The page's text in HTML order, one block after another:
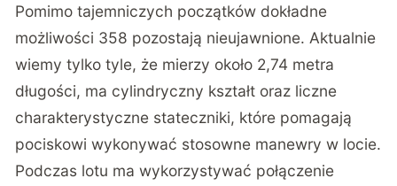
Pomimo tajemniczych początków dokładne
możliwości 358 pozostają nieujawnione. Aktualnie
wiemy tylko tyle, że mierzy około 2,74 metra
długości, ma cylindryczny kształt oraz liczne
charakterystyczne stateczniki, które pomagają
pociskowi wykonywać stosowne manewry w locie.
Podczas lotu ma wykorzystywać połączenie